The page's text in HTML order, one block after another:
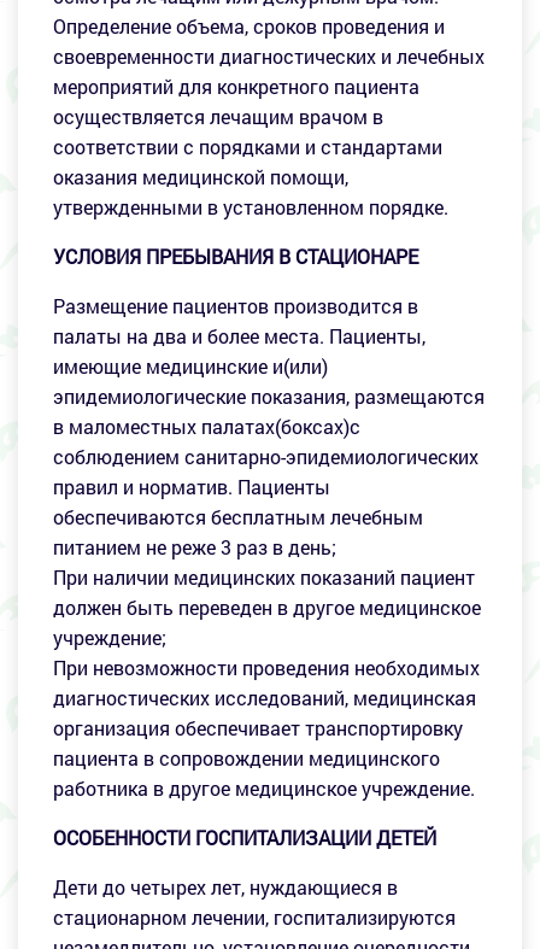
Определение объема, сроков проведения и
своевременности диагностических и лечебных
мероприятий для конкретного пациента
осуществляется лечащим врачом в
соответствии с порядками и стандартами
оказания медицинской помощи,
утвержденными в установленном порядке.
УСЛОВИЯ ПРЕБЫВАНИЯ В СТАЦИОНАРЕ
Размещение пациентов производится в
палаты на два и более места. Пациенты,
имеющие медицинские и(или)
эпидемиологические показания, размещаются
в маломестных палатах(боксах)с
соблюдением санитарно-эпидемиологических
правил и норматив. Пациенты
обеспечиваются бесплатным лечебным
питанием не реже 3 раз в день;
При наличии медицинских показаний пациент
должен быть переведен в другое медицинское
учреждение;
При невозможности проведения необходимых
диагностических исследований, медицинская
организация обеспечивает транспортировку
пациента в сопровождении медицинского
работника в другое медицинское учреждение.
ОСОБЕННОСТИ ГОСПИТАЛИЗАЦИИ ДЕТЕЙ
Дети до четырех лет, нуждающиеся в
стационарном лечении, госпитализируются